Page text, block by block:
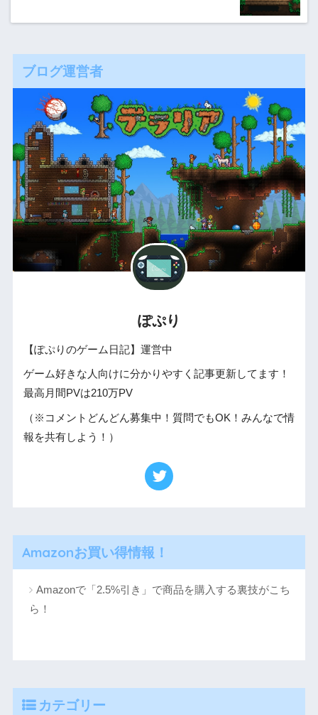
ブログ運営者
ぽぷり
【ぽぷりのゲーム日記】運営中
ゲーム好きな人向けに分かりやすく記事更新してます！
最高月間PVは210万PV
（※コメントどんどん募集中！質問でもOK！みんなで情
報を共有しよう！）
Amazonお買い得情報！
Amazonで「2.5%引き」で商品を購入する裏技がこち
ら！
カテゴリー